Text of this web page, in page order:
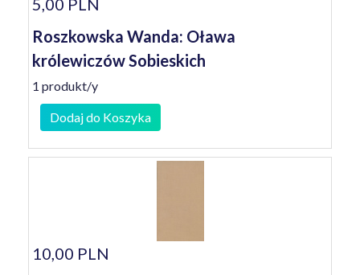
5,00 PLN
Roszkowska Wanda: Oława
królewiczów Sobieskich
1 produkt/y
Dodaj do Koszyka
10,00 PLN